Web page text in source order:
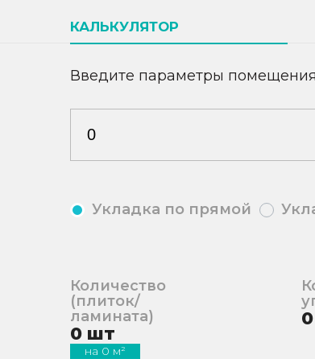
КАЛЬКУЛЯТОР
Введите параметры
Укладка по прямой
Количество
(плиток/
ламината)
0 шт
на 0 м²
0